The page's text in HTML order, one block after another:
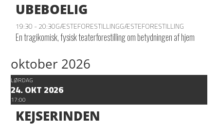
UBEBOELIG
19:30 - 20:30GÆSTEFORESTILLINGGÆSTEFORESTILLING
En tragikomisk, fysisk teaterforestilling om betydningen af hjem
oktober 2026
LØRDAG
24. OKT 2026
17:00
KEJSERINDEN